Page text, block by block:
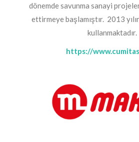
dönemde savunma sanayi
ettirmeye başlamıştır. 2013
kullanmaktadır.
https://